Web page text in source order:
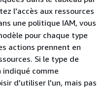
l'accès aux ressources
une politique IAM, vous
pour chaque type
actions prennent en
Si le type de
comme
d'utiliser l'un, mais pas